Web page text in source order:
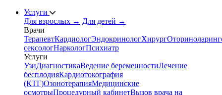
Услуги
Для взрослых → Для детей →
Врачи
ТерапевтКардиологЭндокринологХирург
сексологНаркологПсихиатр
Услуги
УзиДиагностикаВедение беременностиЛечение
бесплодияКардиотокография
(КТГ)ОзонотерапияМедицинские
осмотрыПроцедурный кабинетВызов врача на